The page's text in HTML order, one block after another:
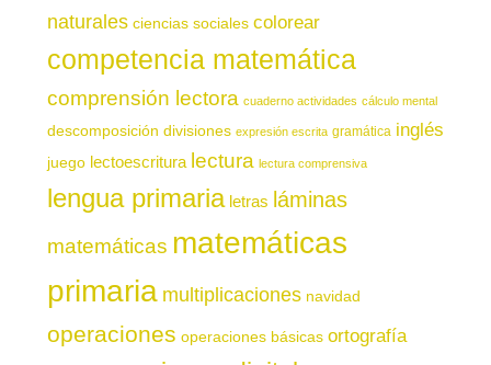
naturales ciencias sociales colorear
competencia matemática
comprensión lectora cuaderno actividades cálculo mental
descomposición divisiones expresión escrita gramática inglés
juego lectoescritura lectura lectura comprensiva
lengua primaria letras láminas
matemáticas matemáticas
primaria multiplicaciones navidad
operaciones operaciones básicas ortografía